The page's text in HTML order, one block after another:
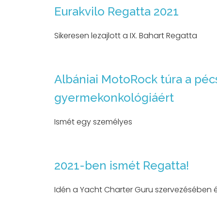
Eurakvilo Regatta 2021
Sikeresen lezajlott a IX. Bahart Regatta
Albániai MotoRock túra a
gyermekonkológiáért
Ismét egy személyes
2021-ben ismét Regatta!
Idén a Yacht Charter Guru szervezésében